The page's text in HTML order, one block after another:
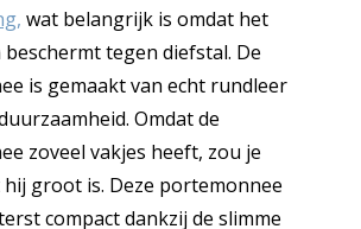
wat belangrijk is omdat het
tegen diefstal. De
is gemaakt van echt rundleer
Omdat de
zoveel vakjes heeft, zou je
groot is. Deze portemonnee
compact dankzij de slimme